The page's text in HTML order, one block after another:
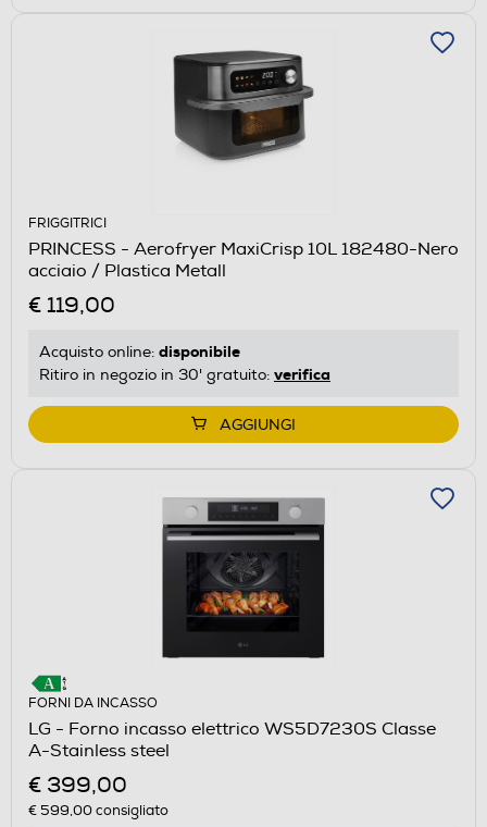
FRIGGITRICI
PRINCESS - Aerofryer MaxiCrisp 10L 182480-Nero
acciaio / Plastica Metall
€ 119,00
Acquisto online: disponibile
Ritiro in negozio in 30' gratuito: verifica
AGGIUNGI
FORNI DA INCASSO
LG - Forno incasso elettrico WS5D7230S Classe
A-Stainless steel
€ 399,00
€ 599,00consigliato